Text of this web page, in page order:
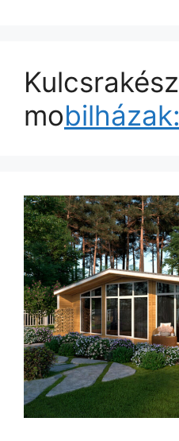
Kulcsrakész
mobilházak: